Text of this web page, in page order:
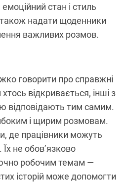
стан і стиль
надати щоденники
важливих розмов.
говорити про справжні
відкривається, інші з
відповідають тим самим.
і щирим розмовам.
де працівники можуть
Їх не обов’язково
робочим темам —
історій може допомогти